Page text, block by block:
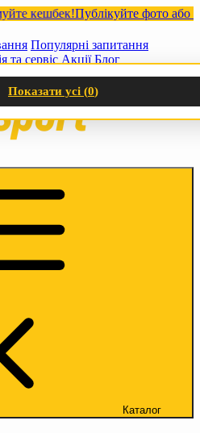
кешбек!Публікуйте фото або
Популярні запитання
та сервіс Акції Блог
Каталог
Показати усі (0)